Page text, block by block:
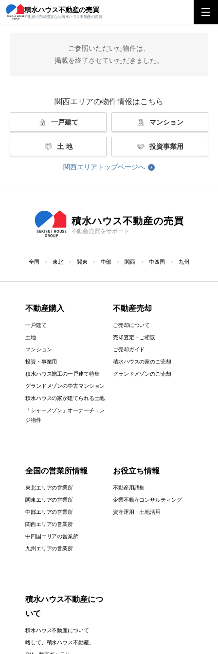
積水ハウス不動産の売買
不動産の売却査定なら積水ハウス不動産の売買
積水ハウス不動産の売買 関西エリアトップ
ご参照いただいた物件は、
掲載を終了させていただきました。
関西エリアの物件情報はこちら
一戸建て マンション
土 地 投資事業用
関西エリアトップページへ
積水ハウス不動産の売買
不動産売買をサポート
全国 東北 関東 中部 関西 中四国 九州
不動産購入
一戸建て
土地
マンション
投資・事業用
積水ハウス施工の一戸建て特集
グランドメゾンの中古マンション
積水ハウスの家が建てられる土地
「シャーメゾン」オーナーチェン
ジ物件
不動産売却
ご売却について
売却査定・ご相談
ご売却ガイド
積水ハウスの家のご売却
グランドメゾンのご売却
全国の営業所情報
東北エリアの営業所
関東エリアの営業所
中部エリアの営業所
関西エリアの営業所
中四国エリアの営業所
九州エリアの営業所
お役立ち情報
不動産用語集
企業不動産コンサルティング
資産運用・土地活用
積水ハウス不動産につ
いて
積水ハウス不動産について
略して、積水ハウス不動産。